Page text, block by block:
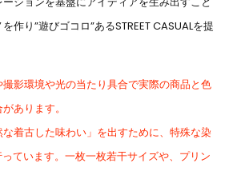
作り”遊びゴコロ”あるSTREET CASUALを提
影環境や光の当たり具合で実際の商品と色
あります。
着古した味わい」を出すために、特殊な染
ています。一枚一枚若干サイズや、プリン